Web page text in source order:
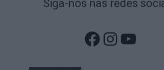
Siga-nos nas redes
Facebook